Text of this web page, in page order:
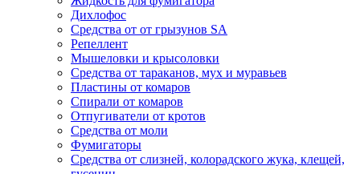
Дихлофос
Средства от от грызунов SA
Репеллент
Мышеловки и крысоловки
Средства от тараканов, мух и муравьев
Пластины от комаров
Спирали от комаров
Отпугиватели от кротов
Средства от моли
Фумигаторы
Средства от слизней, колорадского жука, клещей,